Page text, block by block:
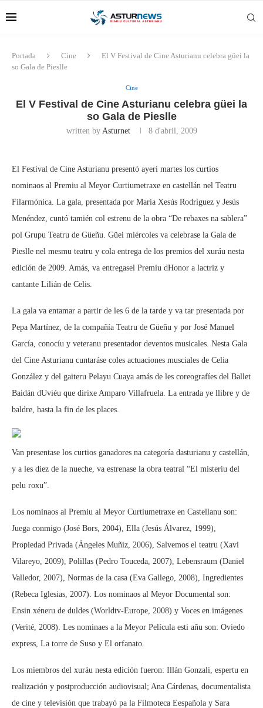
Portada Cine
El V Festival de Cine Asturianu celebra güei la
so Gala de Pieslle
Cine
El V Festival de Cine Asturianu celebra güei la
so Gala de Pieslle
written by Asturnet 8 d'abril, 2009
El Festival de Cine Asturianu presentó ayeri martes los curtios
nominaos al Premiu al Meyor Curtiumetraxe en castellán nel Teatru
Filarmónica. La gala, presentada por María Xesús Rodríguez y Jesús
Menéndez, cuntó tamién col estrenu de la obra “De rebaxes na sablera”
pol Grupu Teatru de Güeñu. Güei miércoles va celebrase la Gala de
Pieslle nel mesmu teatru y cola entrega de los premios del xuráu nesta
edición de 2009. Amás, va entregasel Premiu dHonor a lactriz y
cantante Lilián de Celis.
La gala va entamar a partir de les 6 de la tarde y va tar presentada por
Pepa Martínez, de la compañía Teatru de Güeñu y por José Manuel
García, conocíu y veteranu presentador deventos musicales. Nesta Gala
del Cine Asturianu cuntaráse coles actuaciones musciales de Celia
González y del gaiteru Pelayu Cuaya amás de les coreografíes del Ballet
Baidán dUviéu que dirixe Amparo Villafruela. La entrada ye llibre y de
baldre, hasta la fin de les places.
Van presentase los curtios ganadores na categoría dasturianu y castellán,
y a les diez de la nueche, va estrenase la obra teatral “El misteriu del
pelu roxu”.
Los nominaos al Premiu al Meyor Curtiumetraxe en Castellanu son:
Juega conmigo (José Bors, 2004), Ella (Jesús Álvarez, 1999),
Propiedad Privada (Ángeles Muñiz, 2006), Salvemos el teatru (Xavi
Vilareyo, 2009), Polillas (Pedro Touceda, 2007), Lebensraum (Daniel
Valledor, 2007), Normas de la casa (Eva Gallego, 2008), Ingredientes
(Rebeca Iglesias, 2007). Los nominaos al Meyor Documental son:
Ensin xéneru de duldes (Worldtv-Europe, 2008) y Voces en imágenes
(Verité, 2008). Les nominaes a la Meyor Película esti añu son: Oviedo
express, La torre de Suso y El orfanato.
Los miembros del xuráu nesta edición fueron: Illán Gonzali, espertu en
realización y postproducción audiovisual; Ana Cárdenas, documentalista
de cine y televisión que trabayó pa la Filmoteca Eespañola y Sara